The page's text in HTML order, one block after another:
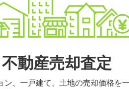
不動産売却査定
、一戸建て、土地の売却価格を一